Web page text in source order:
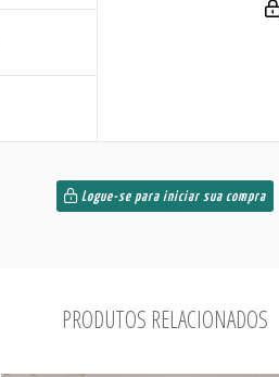
Logue-se para iniciar sua compra
PRODUTOS RELACIONADOS